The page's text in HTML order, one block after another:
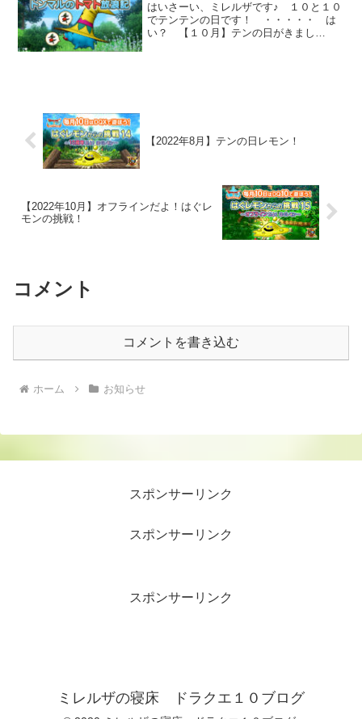
はいさーい、ミレルザです♪ １０と１０
でテンテンの日です！ ・・・・・ は
い？ 【１０月】テンの日がきまし
【2022年8月】テンの日レモン！
【2022年10月】オフラインだよ！はぐレ
モンの挑戦！
コメント
コメントを書き込む
ホーム お知らせ
スポンサーリンク
スポンサーリンク
スポンサーリンク
ミレルザの寝床 ドラクエ１０ブログ